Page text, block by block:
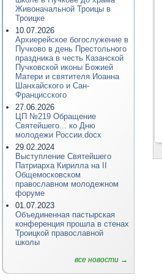
Живоначальной Троицы в
Троицке
10.07.2026
Архиерейское богослужение в
Пучково в день Престольного
праздника в честь Казанской
Пучковской иконы Божией
Матери и святителя Иоанна
Шанхайского и Сан-
Францисского
27.06.2026
ЦП №219 Обращение
Святейшего... ко Дню
молодежи России.docx
29.02.2024
Выступление Святейшего
Патриарха Кирилла на II
Общемосковском
православном молодежном
форуме
01.07.2023
Объединенная пастырская
конференция прошла в стенах
Троицкой православной
школы
все новости →